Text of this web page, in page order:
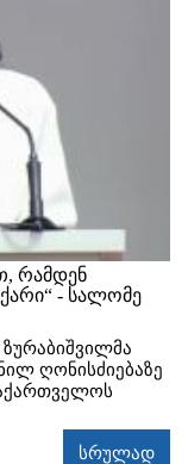
რამდენ
- სალომე
ღონისძიებაზე
სრულად